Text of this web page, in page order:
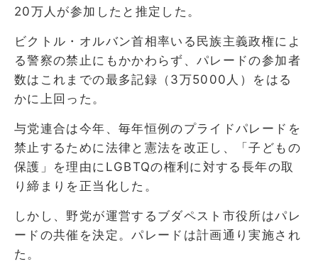
20万人が参加したと推定した。
ビクトル・オルバン首相率いる民族主義政権によ
る警察の禁止にもかかわらず、パレードの参加者
数はこれまでの最多記録（3万5000人）をはる
かに上回った。
与党連合は今年、毎年恒例のプライドパレードを
禁止するために法律と憲法を改正し、「子どもの
保護」を理由にLGBTQの権利に対する長年の取
り締まりを正当化した。
しかし、野党が運営するブダペスト市役所はパレ
ードの共催を決定。パレードは計画通り実施され
た。